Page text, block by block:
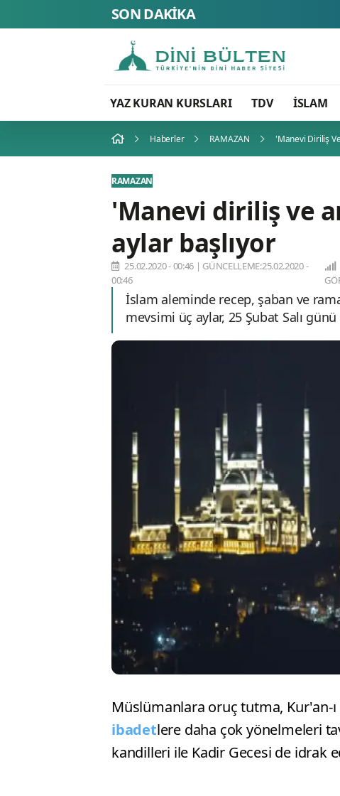
SON DAKİKA
YAZ KURAN KURSLARI TDV İSLAM
Haberler RAMAZAN 'Manevi Diriliş
RAMAZAN
'Manevi diriliş ve
aylar başlıyor
25.02.2020 - 00:46 | GÜNCELLEME:25.02.2020 -
00:46
İslam aleminde recep, şaban ve
mevsimi üç aylar, 25 Şubat Salı günü
Müslümanlara oruç tutma, Kur'an-
ibadetlere daha çok yönelmeleri
kandilleri ile Kadir Gecesi de idrak